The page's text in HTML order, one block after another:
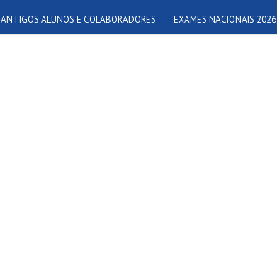
ANTIGOS ALUNOS E COLABORADORES EXAMES NACIONAIS 2026